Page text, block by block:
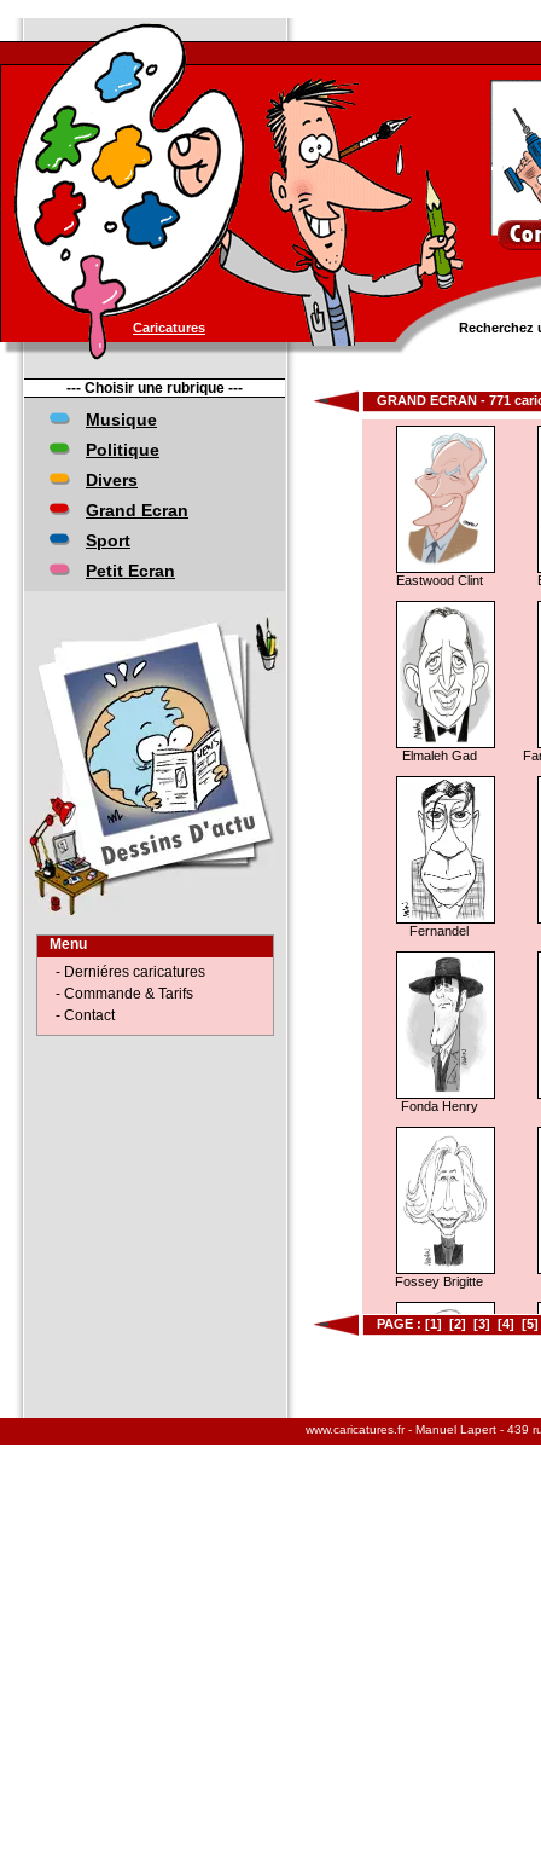
Caricatures Recherchez
--- Choisir une rubrique ---
Musique
Politique
Divers
Grand Ecran
Sport
Petit Ecran
Menu
- Derniéres caricatures
- Commande & Tarifs
- Contact
GRAND ECRAN - 771
Eastwood Clint
Elmaleh Gad
Fernandel
Fonda Henry
Fossey Brigitte
PAGE : [1] [2] [3] [4] [5]
www.caricatures.fr - Manuel Lapert - 439